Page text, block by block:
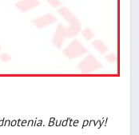
Buďte prvý!